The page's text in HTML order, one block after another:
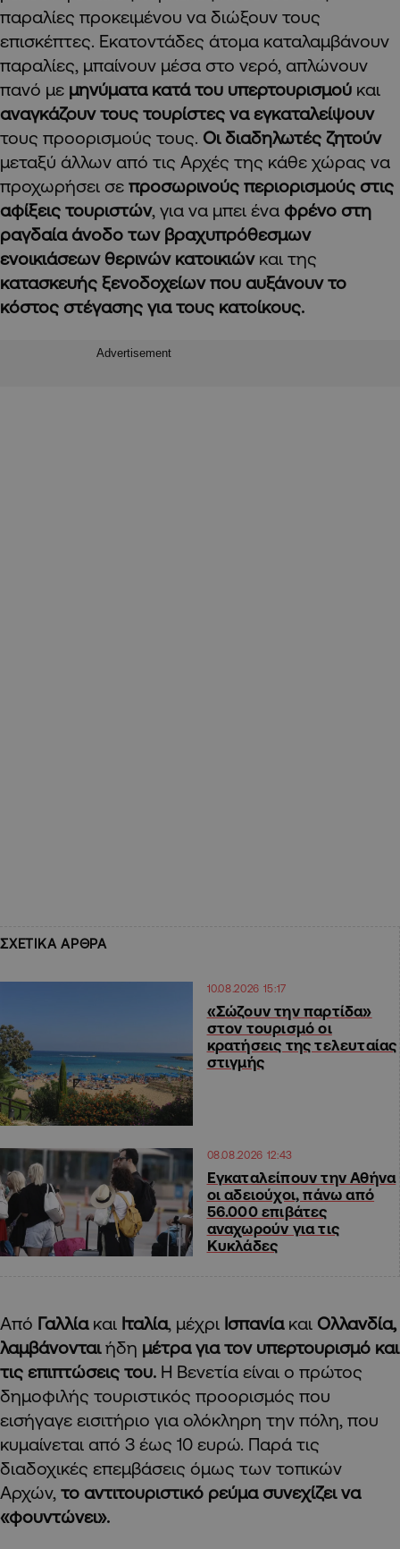
παραλίες προκειμένου να διώξουν τους
επισκέπτες. Εκατοντάδες άτομα καταλαμβάνουν
παραλίες, μπαίνουν μέσα στο νερό, απλώνουν
πανό με μηνύματα κατά του υπερτουρισμού και
αναγκάζουν τους τουρίστες να εγκαταλείψουν
τους προορισμούς τους. Οι διαδηλωτές ζητούν
μεταξύ άλλων από τις Αρχές της κάθε χώρας να
προχωρήσει σε προσωρινούς περιορισμούς στις
αφίξεις τουριστών, για να μπει ένα φρένο στη
ραγδαία άνοδο των βραχυπρόθεσμων
ενοικιάσεων θερινών κατοικιώνκαι της
κατασκευής ξενοδοχείων που αυξάνουν το
κόστος στέγασης για τους κατοίκους.
Advertisement
ΣΧΕΤΙΚΑ ΑΡΘΡΑ
10.08.2026 15:17
«Σώζουν την παρτίδα»
στον τουρισμό οι
κρατήσεις της τελευταίας
στιγμής
08.08.2026 12:43
Εγκαταλείπουν την Αθήνα
οι αδειούχοι, πάνω από
56.000 επιβάτες
αναχωρούν για τις
Κυκλάδες
Από Γαλλία και Ιταλία, μέχρι Ισπανίακαι Ολλανδία,
λαμβάνονταιήδη μέτρα για τον υπερτουρισµό και
τις επιπτώσεις του. Η Βενετία είναι ο πρώτος
δημοφιλής τουριστικός προορισμός που
εισήγαγε εισιτήριο για ολόκληρη την πόλη, που
κυμαίνεται από 3 έως 10 ευρώ. Παρά τις
διαδοχικές επεμβάσεις όμως των τοπικών
Αρχών, το αντιτουριστικό ρεύμα συνεχίζει να
«φουντώνει».